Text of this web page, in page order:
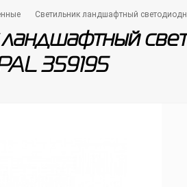
Светильник ландшафтный
ландшафтный
359195